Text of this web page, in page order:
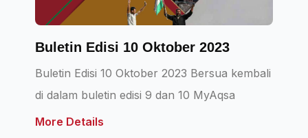
Buletin Edisi 10 Oktober 2023
Buletin Edisi 10 Oktober 2023 Bersua kembali
di dalam buletin edisi 9 dan 10 MyAqsa
More Details